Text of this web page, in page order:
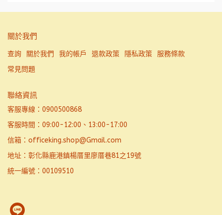
關於我們
查詢 關於我們 我的帳戶 退款政策 隱私政策
服務條款
常見問題
聯絡資訊
客服專線：0900500868
客服時間：09:00-12:00、13:00-17:00
信箱：officeking.shop@Gmail.com
地址：彰化縣鹿港鎮楊厝里廖厝巷81之19號
統一編號：00109510